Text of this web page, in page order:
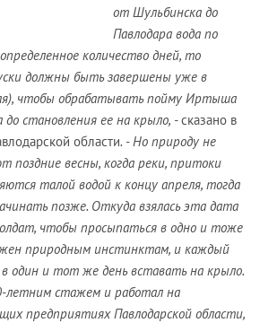
от Шульбинска до
Павлодара вода по
количество дней, то
должны быть завершены уже в
чтобы обрабатывать пойму Иртыша
до становления ее на крыло, -сказано в
области. - Но природу не
поздние весны, когда реки, притоки
талой водой к концу апреля, тогда
позже. Откуда взялась эта дата
чтобы просыпаться в одно и тоже
природным инстинктам, и каждый
один и тот же день вставать на крыло.
летним стажем и работал на
предприятиях Павлодарской области,